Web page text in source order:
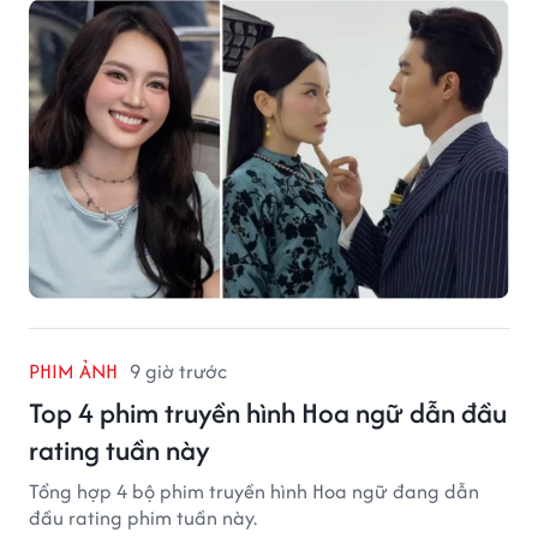
PHIM ẢNH 9 giờ trước
Top 4 phim truyền hình Hoa ngữ dẫn đầu
rating tuần này
Tổng hợp 4 bộ phim truyền hình Hoa ngữ đang dẫn
đầu rating phim tuần này.